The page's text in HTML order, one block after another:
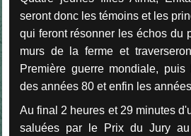
seront donc les témoins et les
qui feront résonner les échos du
murs de la ferme et
Première guerre mondiale,
des années 80 et enfin les
Au final 2 heures et 29 minutes
saluées par le Prix du Jury